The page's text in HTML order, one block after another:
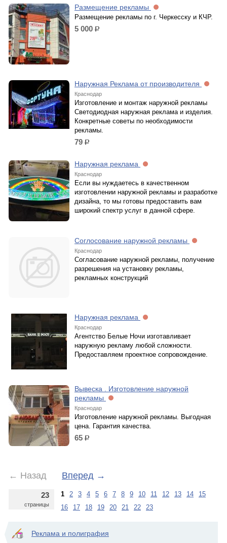
Размещение рекламы
Размещение рекламы по г. Черкесску и КЧР.
5 000 р.
Наружная Реклама от производителя
Краснодар
Изготовление и монтаж наружной рекламы
Светодиодная наружная реклама и изделия.
Конкретные советы по необходимости
рекламы.
79 р.
Наружная реклама
Краснодар
Если вы нуждаетесь в качественном
изготовлении наружной рекламы и разработке
дизайна, то мы готовы предоставить вам
широкий спектр услуг в данной сфере.
Соглосование наружной рекламы
Краснодар
Согласование наружной рекламы, получение
разрешения на установку рекламы,
рекламных конструкций
Наружная реклама
Краснодар
Агентство Белые Ночи изготавливает
наружную рекламу любой сложности.
Предоставляем проектное сопровождение.
Вывеска . Изготовление наружной
рекламы
Краснодар
Изготовление наружной рекламы. Выгодная
цена. Гарантия качества.
65 р.
← Назад Вперед →
23
страницы
1 2 3 4 5 6 7 8 9 10 11 12 13 14
15
16
17 18 19 20 21 22 23
Реклама и полиграфия